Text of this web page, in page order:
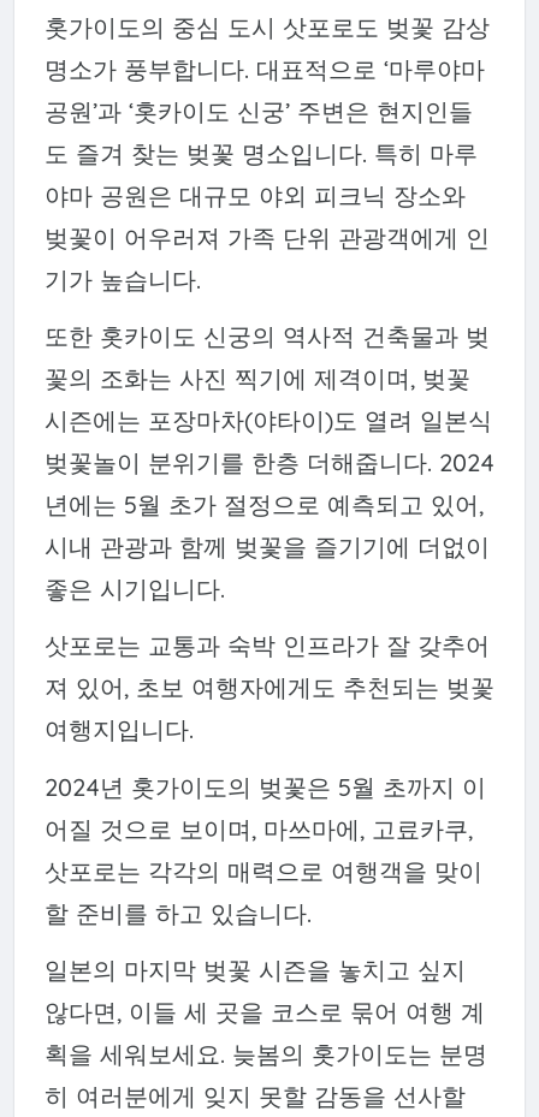
홋가이도의 중심 도시 삿포로도 벚꽃 감상
명소가 풍부합니다. 대표적으로 ‘마루야마
공원’과 ‘홋카이도 신궁’ 주변은 현지인들
도 즐겨 찾는 벚꽃 명소입니다. 특히 마루
야마 공원은 대규모 야외 피크닉 장소와
벚꽃이 어우러져 가족 단위 관광객에게 인
기가 높습니다.
또한 홋카이도 신궁의 역사적 건축물과 벚
꽃의 조화는 사진 찍기에 제격이며, 벚꽃
시즌에는 포장마차(야타이)도 열려 일본식
벚꽃놀이 분위기를 한층 더해줍니다. 2024
년에는 5월 초가 절정으로 예측되고 있어,
시내 관광과 함께 벚꽃을 즐기기에 더없이
좋은 시기입니다.
삿포로는 교통과 숙박 인프라가 잘 갖추어
져 있어, 초보 여행자에게도 추천되는 벚꽃
여행지입니다.
2024년 홋가이도의 벚꽃은 5월 초까지 이
어질 것으로 보이며, 마쓰마에, 고료카쿠,
삿포로는 각각의 매력으로 여행객을 맞이
할 준비를 하고 있습니다.
일본의 마지막 벚꽃 시즌을 놓치고 싶지
않다면, 이들 세 곳을 코스로 묶어 여행 계
획을 세워보세요. 늦봄의 홋가이도는 분명
히 여러분에게 잊지 못할 감동을 선사할